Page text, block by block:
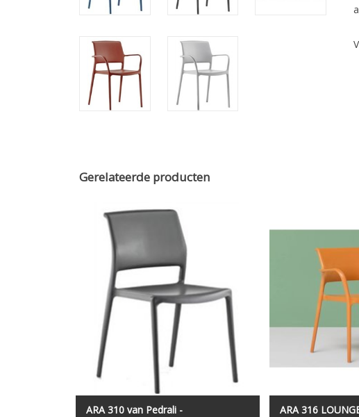
Gerelateerde producten
Pedrali ARA 310 van Pedrali -
ARA 310 van Pedrali -
geschikt
ARA 316